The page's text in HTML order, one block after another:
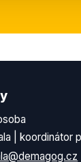
| koordinátor